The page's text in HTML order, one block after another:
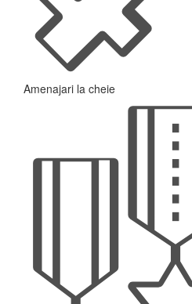
Amenajari la cheie